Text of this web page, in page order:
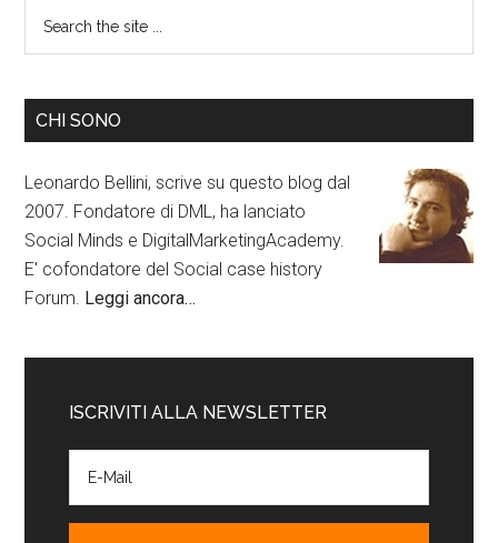
CHI SONO
Leonardo Bellini, scrive su questo blog dal
2007. Fondatore di DML, ha lanciato
Social Minds e DigitalMarketingAcademy.
E' cofondatore del Social case history
Forum. Leggi ancora…
ISCRIVITI ALLA NEWSLETTER